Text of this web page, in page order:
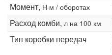
Момент, Н·м / оборотах
Расход комби, л на 100 км
Тип коробки передач